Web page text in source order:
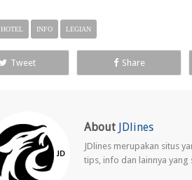
HOTEL INFO LEGIAN
Tweet Share
About JDlines
JDlines merupakan situs
tips, info dan lainnya